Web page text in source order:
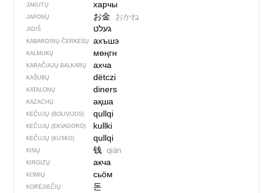
JAKUTŲ харчы
JAPONŲ お金 おかね
JIDIŠ
KABARDINŲ-ČERKESŲ ахъшэ
KALMUKŲ мөңгн
KARAČIAJŲ-BALKARŲ ахча
KAŠUBŲ dëtczi
KATALONŲ diners
KAZACHŲ ақша
KEČUJŲ (BOLIVIJOS) qullqi
KEČUJŲ (EKVADORO) kullki
KEČUJŲ (KUSKO) qullqi
KINŲ 钱 qián
KIRGIZŲ акча
KOMIŲ сьӧм
KORĖJIEČIŲ 돈